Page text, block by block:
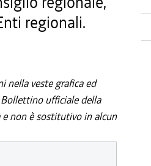
regionali.
nella veste grafica ed
ufficiale della
non è sostitutivo in alcun